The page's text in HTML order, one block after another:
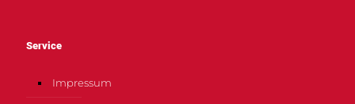
Service
Impressum